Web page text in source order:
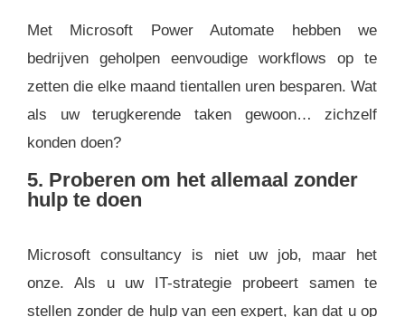
Met Microsoft Power Automate hebben we
bedrijven geholpen eenvoudige workflows op te
zetten die elke maand tientallen uren besparen. Wat
als uw terugkerende taken gewoon… zichzelf
konden doen?
5. Proberen om het allemaal zonder
hulp te doen
Microsoft consultancy is niet uw job, maar het
onze. Als u uw IT-strategie probeert samen te
stellen zonder de hulp van een expert, kan dat u op